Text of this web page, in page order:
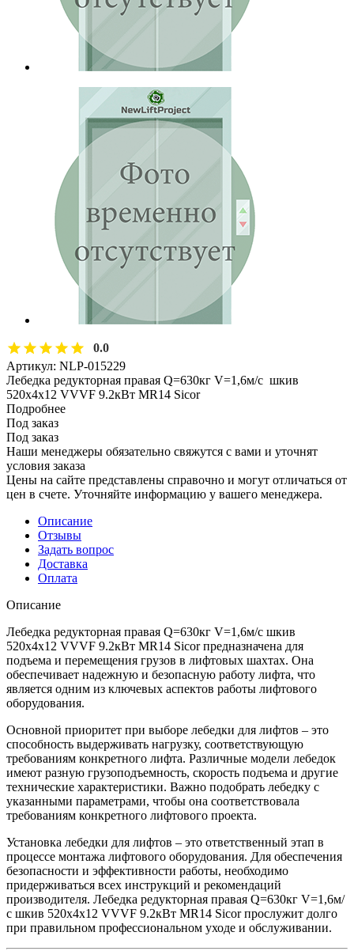
0.0
Артикул: NLP-015229
Лебедка редукторная правая Q=630кг V=1,6м/с шкив
520х4х12 VVVF 9.2кВт MR14 Sicor
Подробнее
Под заказ
Под заказ
Наши менеджеры обязательно свяжутся с вами и уточнят
условия заказа
Цены на сайте представлены справочно и могут отличаться от
цен в счете. Уточняйте информацию у вашего менеджера.
Описание
Отзывы
Задать вопрос
Доставка
Оплата
Описание
Лебедка редукторная правая Q=630кг V=1,6м/с шкив
520х4х12 VVVF 9.2кВт MR14 Sicor предназначена для
подъема и перемещения грузов в лифтовых шахтах. Она
обеспечивает надежную и безопасную работу лифта, что
является одним из ключевых аспектов работы лифтового
оборудования.
Основной приоритет при выборе лебедки для лифтов – это
способность выдерживать нагрузку, соответствующую
требованиям конкретного лифта. Различные модели лебедок
имеют разную грузоподъемность, скорость подъема и другие
технические характеристики. Важно подобрать лебедку с
указанными параметрами, чтобы она соответствовала
требованиям конкретного лифтового проекта.
Установка лебедки для лифтов – это ответственный этап в
процессе монтажа лифтового оборудования. Для обеспечения
безопасности и эффективности работы, необходимо
придерживаться всех инструкций и рекомендаций
производителя. Лебедка редукторная правая Q=630кг V=1,6м/
с шкив 520х4х12 VVVF 9.2кВт MR14 Sicor прослужит долго
при правильном профессиональном уходе и обслуживании.